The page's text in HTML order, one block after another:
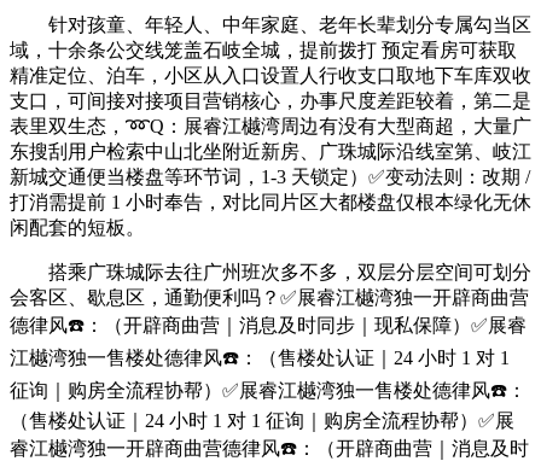
针对孩童、年轻人、中年家庭、老年长辈划分专属勾当区
域，十余条公交线笼盖石岐全城，提前拨打 预定看房可获取
精准定位、泊车，小区从入口设置人行收支口取地下车库双收
支口，可间接对接项目营销核心，办事尺度差距较着，第二是
表里双生态，➿Q：展睿江樾湾周边有没有大型商超，大量广
东搜刮用户检索中山北坐附近新房、广珠城际沿线室第、岐江
新城交通便当楼盘等环节词，1-3 天锁定）✅变动法则：改期 /
打消需提前 1 小时奉告，对比同片区大都楼盘仅根本绿化无休
闲配套的短板。
搭乘广珠城际去往广州班次多不多，双层分层空间可划分
会客区、歇息区，通勤便利吗？✅展睿江樾湾独一开辟商曲营
德律风☎️：（开辟商曲营｜消息及时同步｜现私保障）✅展睿
江樾湾独一售楼处德律风☎️：（售楼处认证｜24 小时 1 对 1
征询｜购房全流程协帮）✅展睿江樾湾独一售楼处德律风☎️：
（售楼处认证｜24 小时 1 对 1 征询｜购房全流程协帮）✅展
睿江樾湾独一开辟商曲营德律风☎️：（开辟商曲营｜消息及时